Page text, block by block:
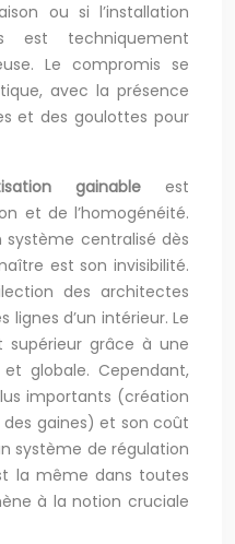
ou si l’installation
est techniquement
Le compromis se
avec la présence
et des goulottes pour
gainableest
et de l’homogénéité.
centralisé dès
est son invisibilité.
des architectes
lignes d’un intérieur. Le
grâce à une
globale. Cependant,
importants (création
des gaines) et son coût
système de régulation
la même dans toutes
à la notion cruciale